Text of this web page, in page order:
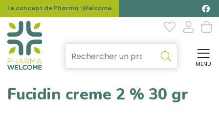
Le concept de Pharma-Welcome
MENU
Fucidin creme 2 % 30 gr